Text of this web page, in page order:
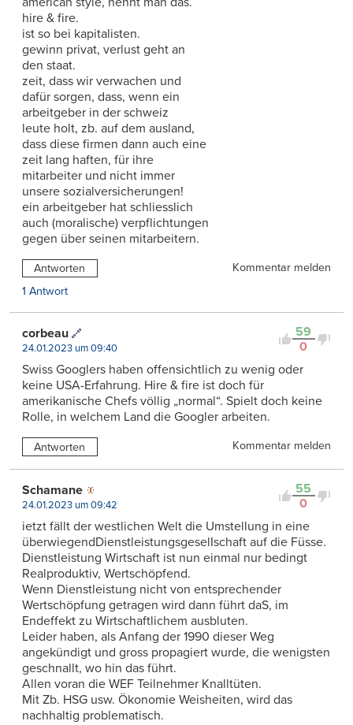
hire & fire.
ist so bei kapitalisten.
gewinn privat, verlust geht an
den staat.
zeit, dass wir verwachen und
dafür sorgen, dass, wenn ein
arbeitgeber in der schweiz
leute holt, zb. auf dem ausland,
dass diese firmen dann auch eine
zeit lang haften, für ihre
mitarbeiter und nicht immer
unsere sozialversicherungen!
ein arbeitgeber hat schliesslich
auch (moralische) verpflichtungen
gegen über seinen mitarbeitern.
Antworten
Kommentar melden
1 Antwort
59
0
corbeau
24.01.2023 um 09:40
Swiss Googlers haben offensichtlich zu wenig oder
keine USA-Erfahrung. Hire & fire ist doch für
amerikanische Chefs völlig „normal“. Spielt doch keine
Rolle, in welchem Land die Googler arbeiten.
Antworten Kommentar melden
55
0
Schamane
24.01.2023 um 09:42
ietzt fällt der westlichen Welt die Umstellung in eine
überwiegendDienstleistungsgeselIschaft auf die Füsse.
Dienstleistung Wirtschaft ist nun einmal nur bedingt
Realproduktiv, Wertschöpfend.
Wenn Dienstleistung nicht von entsprechender
Wertschöpfung getragen wird dann führt daS, im
Endeffekt zu Wirtschaftlichem ausbluten.
Leider haben, als Anfang der 1990 dieser Weg
angekündigt und gross propagiert wurde, die wenigsten
geschnallt, wo hin das führt.
Allen voran die WEF Teilnehmer Knalltüten.
Mit Zb. HSG usw. Ökonomie Weisheiten, wird das
nachhaltig problematisch.